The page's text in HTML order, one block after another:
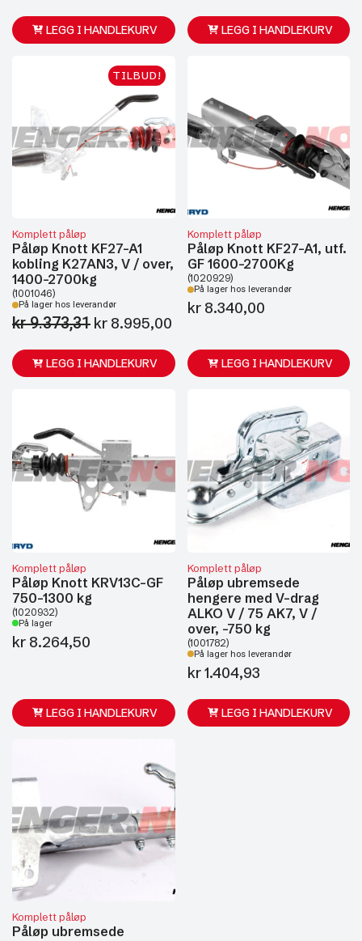
LEGG I HANDLEKURV LEGG I HANDLEKURV
TILBUD!
Komplett påløp
Påløp Knott KF27-A1
kobling K27AN3, V / over,
1400-2700kg
(1001046)
På lager hos leverandør
kr9.373,31 Opprinnelig
var:
kr 9.373,31.
kr 8.995,00
er:
kr 8.995,00.
LEGG I HANDLEKURV
Komplett påløp
Påløp Knott KF27-A1, utf.
GF 1600-2700Kg
(1020929)
På lager hos leverandør
kr8.340,00
LEGG I HANDLEKURV
Komplett påløp
Påløp Knott KRV13C-GF
750-1300 kg
(1020932)
På lager
kr 8.264,50
LEGG I HANDLEKURV
Komplett påløp
Påløp ubremsede
hengere med V-drag
ALKO V / 75 AK7, V /
over, -750 kg
(1001782)
På lager hos leverandør
kr1.404,93
LEGG I HANDLEKURV
Komplett påløp
Påløp ubremsede